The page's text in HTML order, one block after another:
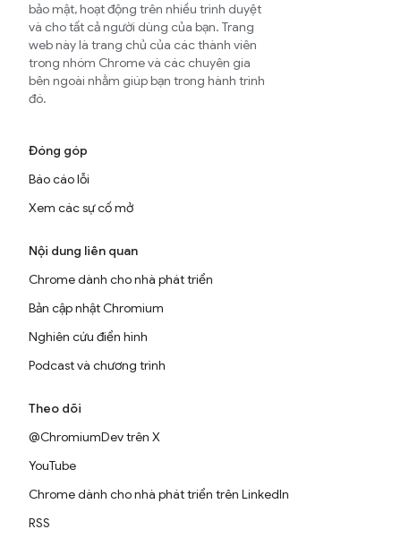
bảo mật, hoạt động trên nhiều trình duyệt
và cho tất cả người dùng của bạn. Trang
web này là trang chủ của các thành viên
trong nhóm Chrome và các chuyên gia
bên ngoài nhằm giúp bạn trong hành trình
đó.
Đóng góp
Báo cáo lỗi
Xem các sự cố mở
Nội dung liên quan
Chrome dành cho nhà phát triển
Bản cập nhật Chromium
Nghiên cứu điển hình
Podcast và chương trình
Theo dõi
@ChromiumDev trên X
YouTube
Chrome dành cho nhà phát triển trên LinkedIn
RSS